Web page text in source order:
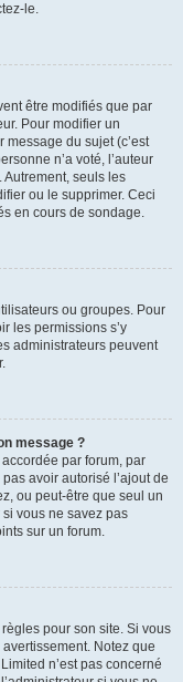
le.
être modifiés que par
Pour modifier un
message du sujet (c’est
n’a voté, l’auteur
seuls les
ou le supprimer. Ceci
en cours de sondage.
ou groupes. Pour
les permissions s’y
administrateurs peuvent
message ?
par forum, par
avoir autorisé l’ajout de
ou peut-être que seul un
vous ne savez pas
sur un forum.
pour son site. Si vous
Notez que
n’est pas concerné